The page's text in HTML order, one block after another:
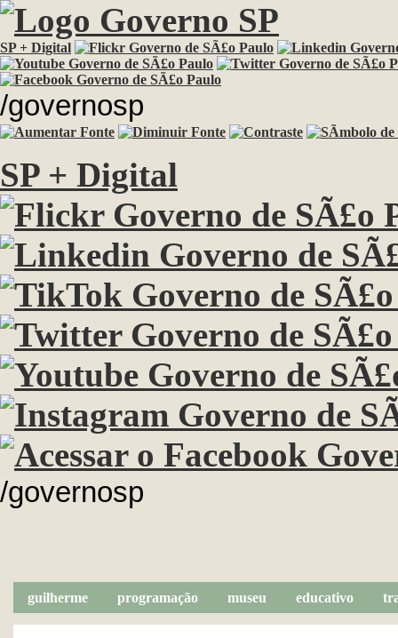
SP + Digital
/governosp
SP + Digital
/governosp
guilherme programação museu educativo